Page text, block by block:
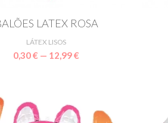
LATEX ROSA
LÁTEX LISOS
0,30 € — 12,99 €